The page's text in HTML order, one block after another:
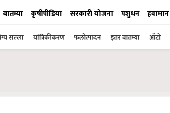
बातम्या कृषीपीडिया सरकारी योजना पशुधन हवामान
सल्ला यांत्रिकीकरण फलोत्पादन इतर बातम्या ऑटो